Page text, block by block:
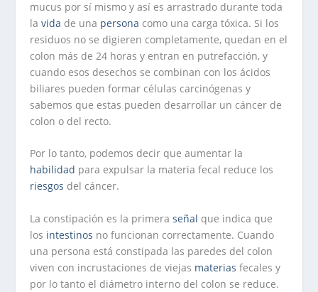
mucus por sí mismo y así es arrastrado durante toda
lavida de una persona como una carga tóxica. Si los
residuos no se digieren completamente, quedan en el
colon más de 24 horas y entran en putrefacción, y
cuando esos desechos se combinan con los ácidos
biliares pueden formar células carcinógenas y
sabemos que estas pueden desarrollar un cáncer de
colon o del recto.
Por lo tanto, podemos decir que aumentar la
habilidad para expulsar la materia fecal reduce los
riesgos del cáncer.
La constipación es la primeraseñal que indica que
los intestinos no funcionan correctamente. Cuando
una persona está constipada las paredes del colon
viven con incrustaciones de viejas materias fecales y
por lo tanto el diámetro interno del colon se reduce.